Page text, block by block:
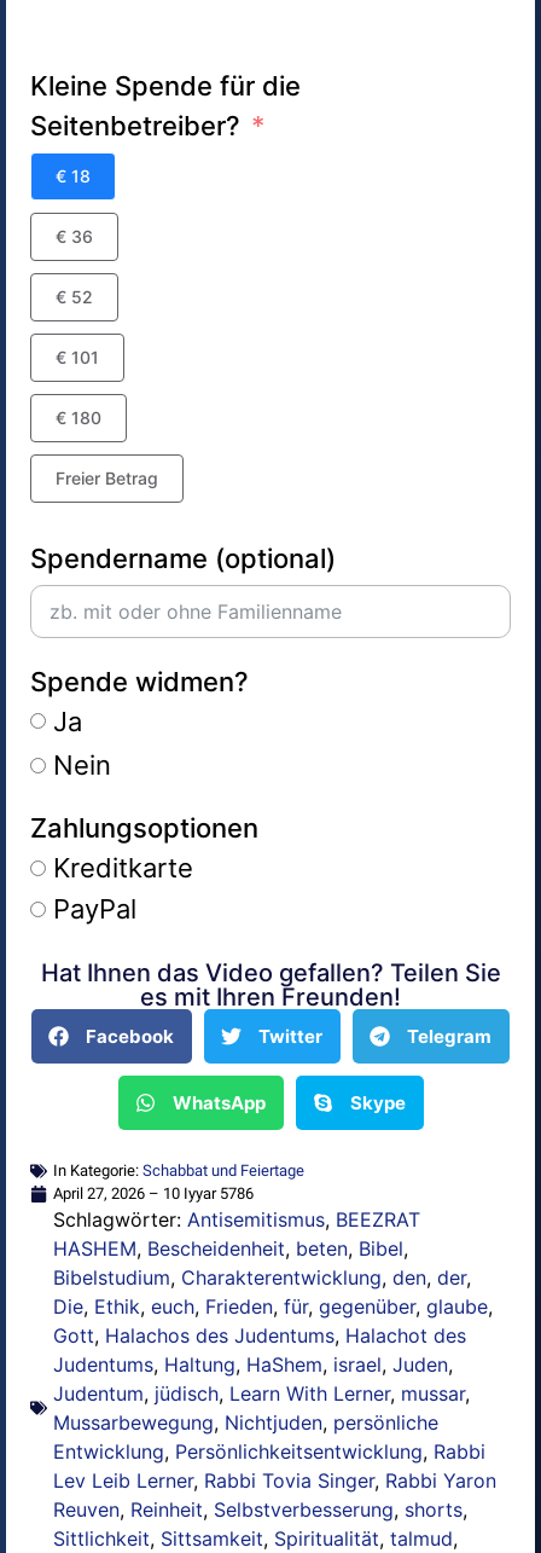
Kleine Spende für die
Seitenbetreiber?
€ 18
€ 36
€ 52
€ 101
€ 180
Freier Betrag
Spendername (optional)
Spende widmen?
Ja
Nein
Zahlungsoptionen
Kreditkarte
PayPal
Alternative:
Hat Ihnen das Video gefallen? Teilen Sie
es mit Ihren Freunden!
Facebook Twitter Telegram
WhatsApp Skype
In Kategorie: Schabbat und Feiertage
April 27, 2026 – 10 Iyyar 5786
Schlagwörter: Antisemitismus, BEEZRAT
HASHEM, Bescheidenheit, beten, Bibel,
Bibelstudium, Charakterentwicklung, den, der,
Die, Ethik, euch, Frieden, für, gegenüber, glaube,
Gott, Halachos des Judentums, Halachot des
Judentums, Haltung, HaShem, israel, Juden,
Judentum, jüdisch, Learn With Lerner, mussar,
Mussarbewegung, Nichtjuden, persönliche
Entwicklung, Persönlichkeitsentwicklung, Rabbi
Lev Leib Lerner, Rabbi Tovia Singer, Rabbi Yaron
Reuven, Reinheit, Selbstverbesserung, shorts,
Sittlichkeit, Sittsamkeit, Spiritualität, talmud,